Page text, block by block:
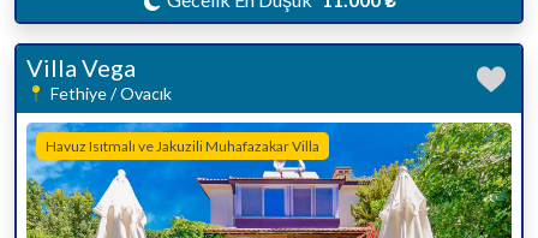
Villa Vega
Fethiye / Ovacık
Havuz Isıtmalı ve Jakuzili Muhafazakar Villa